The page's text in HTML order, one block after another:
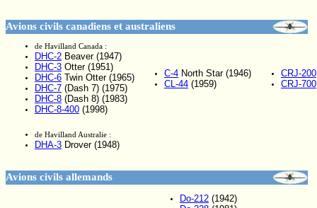
Avions civils canadiens et australiens
de Havilland Canada :
DHC-2 Beaver (1947)
DHC-3 Otter (1951)
DHC-6 Twin Otter (1965)
DHC-7 (Dash 7) (1975)
DHC-8 (Dash 8) (1983)
DHC-8-400 (1998)
C-4 North Star (1946)
CL-44 (1959)
CRJ-200
CRJ-700
de Havilland Australie :
DHA-3 Drover (1948)
Avions civils allemands
Do-212 (1942)